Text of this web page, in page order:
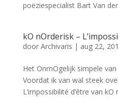
poëziespecialist Bart Van
kO nOrderisk –
door Archivaris | aug 22,
Het OnmOgelijk simpele
Voordat ik van wal steek
L’impossibilité d’être van